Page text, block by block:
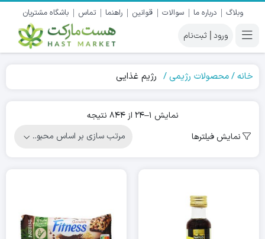
وبلاگ درباره ما سوالات قوانین راهنما تماس باشگاه مشتریان
|
خانه محصولات رژیمی رژیم غذایی
نمایش 1–24 از 844 نتیجه
Sorted
popularity
نمایش فیلترها